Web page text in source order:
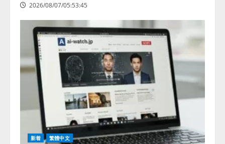
2026/08/07/05:53:45
新着 繁體中文